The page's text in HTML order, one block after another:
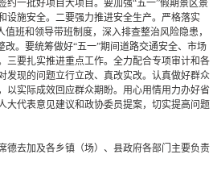
约一批好项目大项目。要加强“五一”假期景区景
设施安全。二要强力推进安全生产。严格落实
值班和领导带班制度，深入排查整治风险隐患，
改。要统筹做好“五一”期间道路交通安全、市场
三要扎实推进重点工作。全力配合专项审计和各
发现的问题立行立改、真改实改。认真做好群众
以实际成效回应群众期盼。用心用情用力办好省
大代表意见建议和政协委员提案，切实提高问题
德去加及各乡镇（场）、县政府各部门主要负责